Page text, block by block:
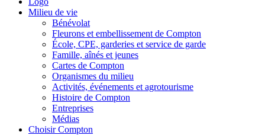
Milieu de vie
Bénévolat
Fleurons et embellissement de Compton
École, CPE, garderies et service de garde
Famille, aînés et jeunes
Cartes de Compton
Organismes du milieu
Activités, événements et agrotourisme
Histoire de Compton
Entreprises
Médias
Choisir Compton